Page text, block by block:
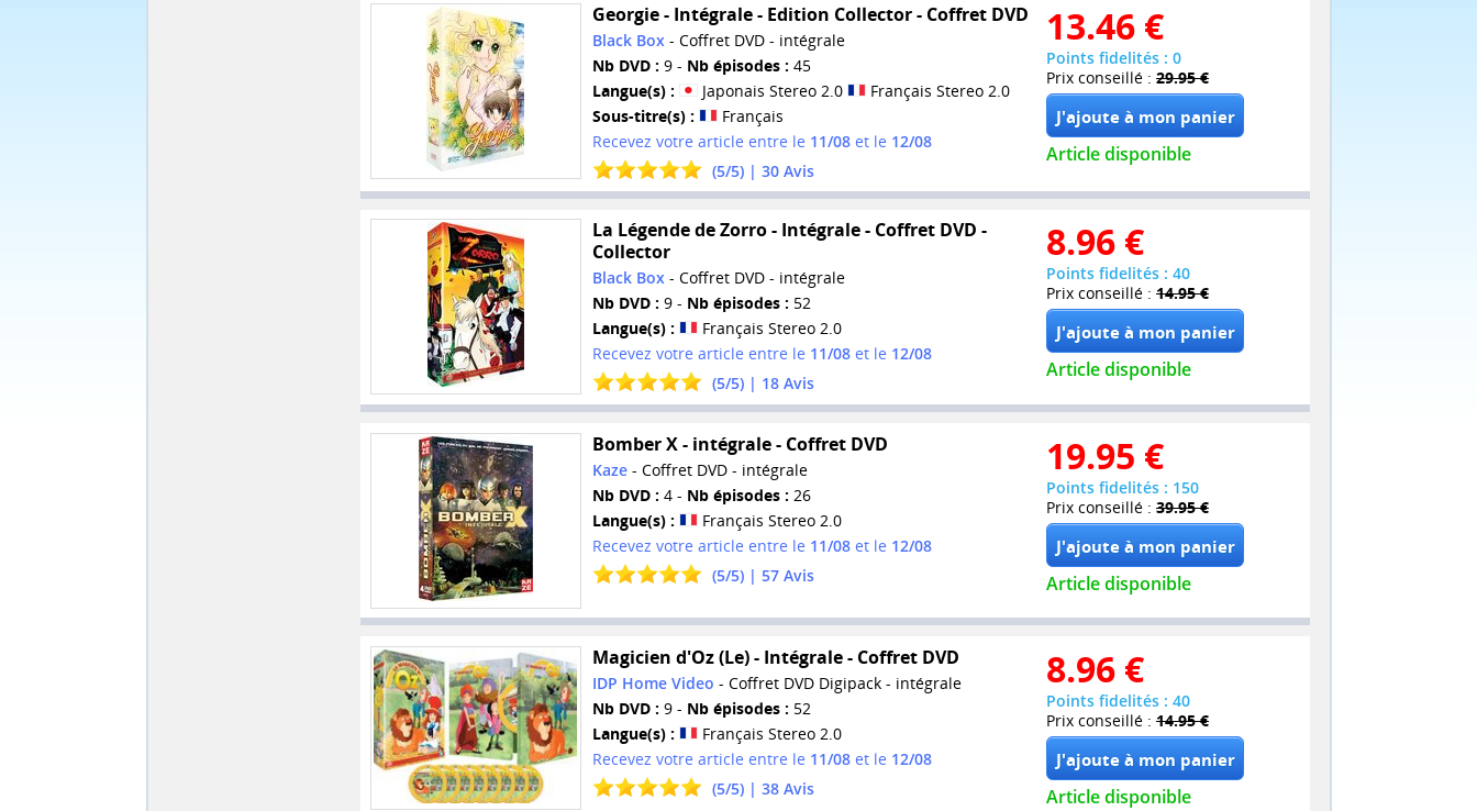
Georgie - Intégrale - Edition Collector - Coffret DVD
Black Box - Coffret DVD - intégrale
Nb DVD : 9 - Nb épisodes : 45
Langue(s) :
Japonais Stereo 2.0
Français Stereo 2.0
Sous-titre(s) :
Français
Recevez votre article entre le 11/08et le 12/08
(5/5) | 30Avis
13.46 €
Points fidelités : 0
Prix conseillé : 29.95 €
Article disponible
La Légende de Zorro - Intégrale - Coffret DVD -
Collector
Black Box- Coffret DVD - intégrale
Nb DVD : 9 - Nb épisodes : 52
Langue(s) :
Français Stereo 2.0
Recevez votre article entre le 11/08et le 12/08
(5/5) | 18Avis
8.96 €
Points fidelités : 40
Prix conseillé : 14.95 €
Article disponible
Bomber X - intégrale - Coffret DVD
Kaze- Coffret DVD - intégrale
Nb DVD : 4 - Nb épisodes : 26
Langue(s) :
Français Stereo 2.0
Recevez votre article entre le 11/08et le 12/08
(5/5) | 57Avis
19.95 €
Points fidelités : 150
Prix conseillé : 39.95 €
Article disponible
Magicien d'Oz (Le) - Intégrale - Coffret DVD
IDP Home Video - Coffret DVD Digipack - intégrale
Nb DVD : 9 - Nb épisodes : 52
Langue(s) :
Français Stereo 2.0
Recevez votre article entre le 11/08et le 12/08
(5/5) | 38Avis
8.96 €
Points fidelités : 40
Prix conseillé : 14.95 €
Article disponible